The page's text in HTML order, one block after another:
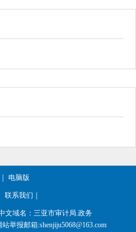
｜ 电脑版
联系我们 ｜
文域名：三亚市审计局.政务
举报邮箱:shenjiju5068@163.com